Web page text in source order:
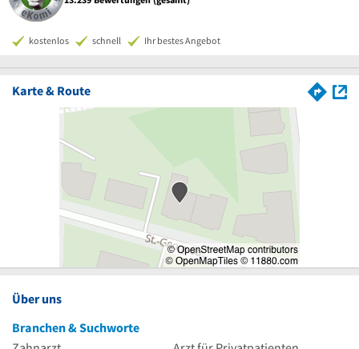
kostenlos schnell Ihr bestes Angebot
Karte & Route
Über uns
Branchen & Suchworte